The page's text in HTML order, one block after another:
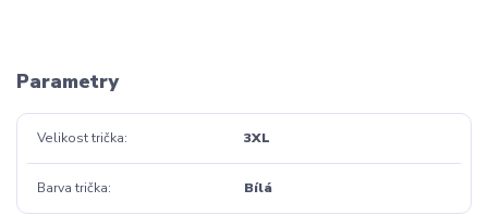
Parametry
Velikost trička 3XL
Barva trička Bílá